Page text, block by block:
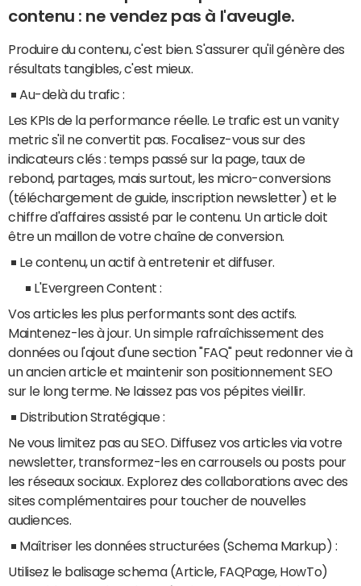
contenu : ne vendez pas à l'aveugle.
Produire du contenu, c'est bien. S'assurer qu'il génère des
résultats tangibles, c'est mieux.
Au-delà du trafic :
Les KPIs de la performance réelle. Le trafic est un vanity
metric s'il ne convertit pas. Focalisez-vous sur des
indicateurs clés : temps passé sur la page, taux de
rebond, partages, mais surtout, les micro-conversions
(téléchargement de guide, inscription newsletter) et le
chiffre d'affaires assisté par le contenu. Un article doit
être un maillon de votre chaîne de conversion.
Le contenu, un actif à entretenir et diffuser.
L'Evergreen Content :
Vos articles les plus performants sont des actifs.
Maintenez-les à jour. Un simple rafraîchissement des
données ou l'ajout d'une section "FAQ" peut redonner vie à
un ancien article et maintenir son positionnement SEO
sur le long terme. Ne laissez pas vos pépites vieillir.
Distribution Stratégique :
Ne vous limitez pas au SEO. Diffusez vos articles via votre
newsletter, transformez-les en carrousels ou posts pour
les réseaux sociaux. Explorez des collaborations avec des
sites complémentaires pour toucher de nouvelles
audiences.
Maîtriser les données structurées (Schema Markup) :
Utilisez le balisage schema (Article, FAQPage, HowTo)